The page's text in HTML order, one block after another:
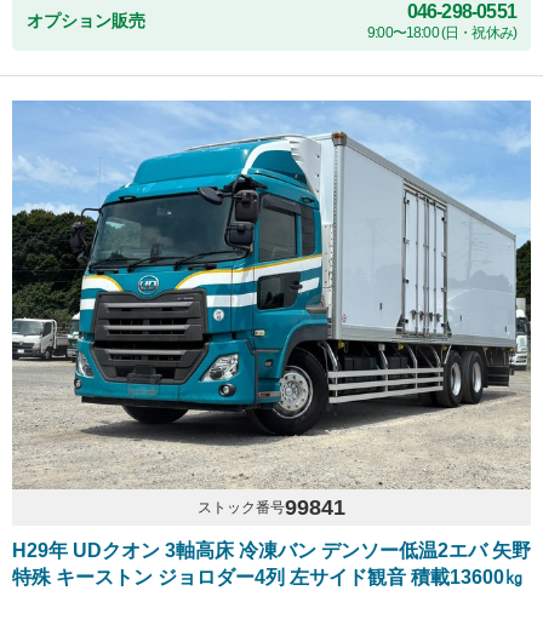
オプション販売 046-298-0551
9:00〜18:00 (日・祝休み)
ストック番号99841
H29年 UDクオン 3軸高床 冷凍バン デンソー低温2エバ 矢野
特殊 キーストン ジョロダー4列 左サイド観音 積載13600㎏